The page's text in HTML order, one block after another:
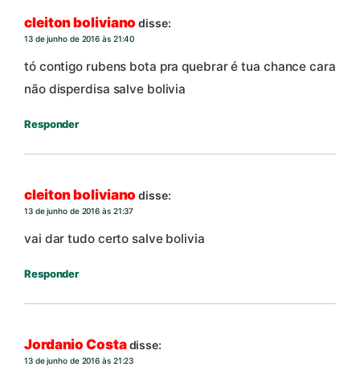
cleiton boliviano disse:
13 de junho de 2016 às 21:40
tó contigo rubens bota pra quebrar é tua chance cara
não disperdisa salve bolivia
Responder
cleiton boliviano disse:
13 de junho de 2016 às 21:37
vai dar tudo certo salve bolivia
Responder
Jordanio Costadisse:
13 de junho de 2016 às 21:23